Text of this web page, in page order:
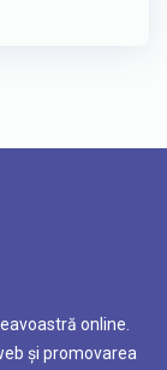
online.
și promovarea